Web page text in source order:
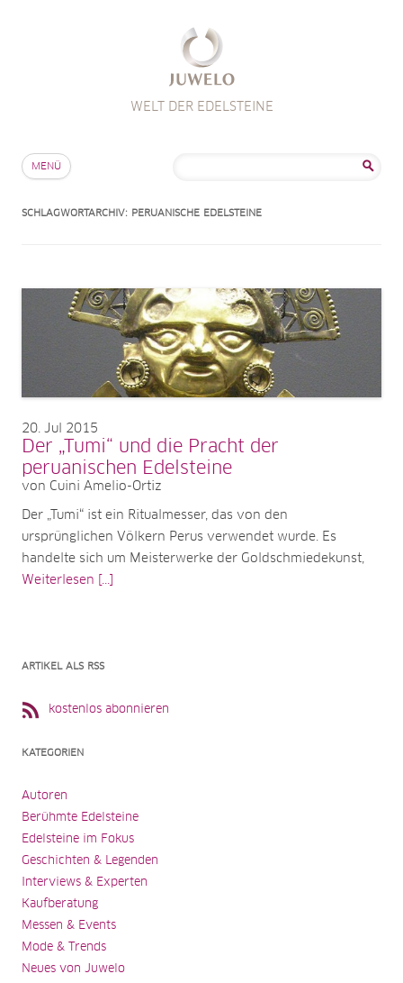
WELT DER EDELSTEINE
MENÜ
SCHLAGWORTARCHIV: PERUANISCHE EDELSTEINE
20 Jul 2015
Der „Tumi“ und die Pracht der
peruanischen Edelsteine
von Cuini Amelio-Ortiz
Der „Tumi“ ist ein Ritualmesser, das von den
ursprünglichen Völkern Perus verwendet wurde. Es
handelte sich um Meisterwerke der Goldschmiedekunst,
Weiterlesen [...]
ARTIKEL ALS RSS
kostenlos abonnieren
KATEGORIEN
Autoren
Berühmte Edelsteine
Edelsteine im Fokus
Geschichten & Legenden
Interviews & Experten
Kaufberatung
Messen & Events
Mode & Trends
Neues von Juwelo